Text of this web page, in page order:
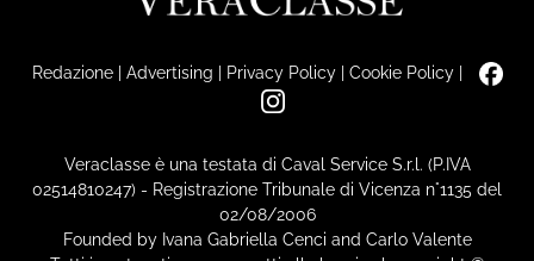
Redazione| Advertising | Privacy Policy| Cookie Policy|
Veraclasse è una testata di Caval Service S.r.l. (P.IVA
02514810247) - Registrazione Tribunale di Vicenza n°1135 del
02/08/2006
Founded by Ivana Gabriella Cenci and Carlo Valente